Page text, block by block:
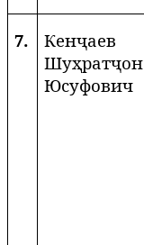
7.
Кенҷаев
Шуҳратҷон
Юсуфович